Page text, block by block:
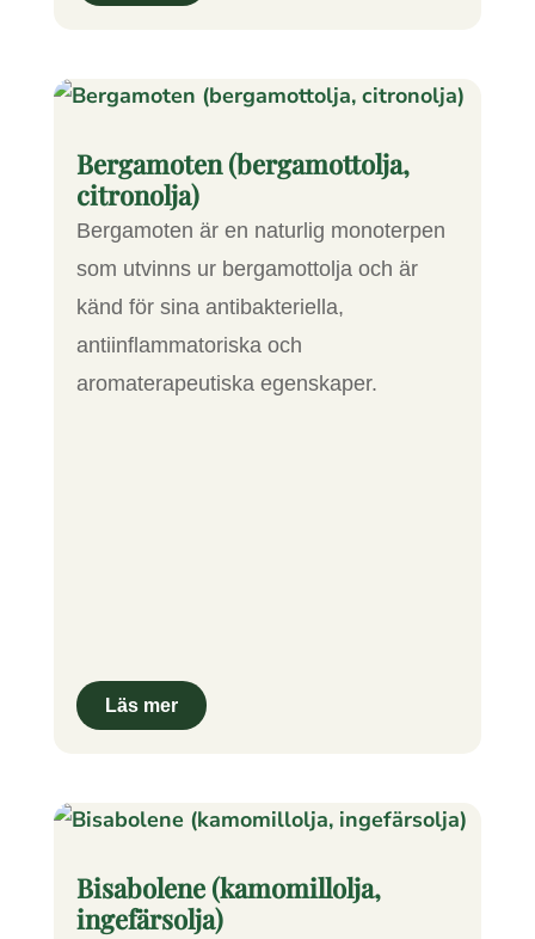
Bergamoten (bergamottolja,
citronolja)
Bergamoten är en naturlig monoterpen
som utvinns ur bergamottolja och är
känd för sina antibakteriella,
antiinflammatoriska och
aromaterapeutiska egenskaper.
Bisabolene (kamomillolja,
ingefärsolja)